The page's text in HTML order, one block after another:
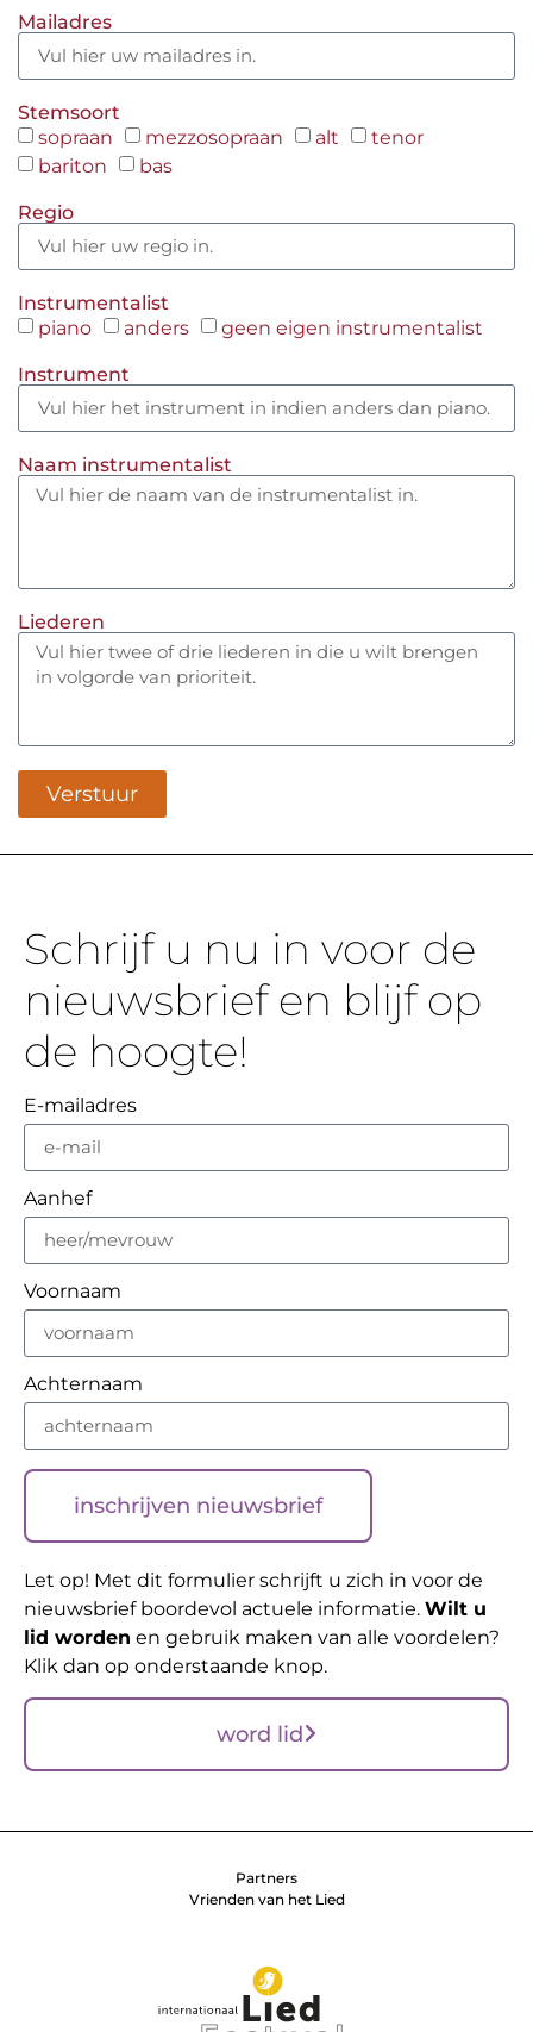
Mailadres
Stemsoort
sopraan
mezzosopraan alt
tenor
bariton
bas
Regio
Instrumentalist
piano
anders geen eigen instrumentalist
Instrument
Naam instrumentalist
Liederen
Verstuur
Schrijf u nu in voor de
nieuwsbrief en blijf op
de hoogte!
E-mailadres
Aanhef
Voornaam
Achternaam
inschrijven nieuwsbrief
Let op! Met dit formulier schrijft u zich in voor de
nieuwsbrief boordevol actuele informatie. Wilt u
lid worden en gebruik maken van alle voordelen?
Klik dan op onderstaande knop.
word lid
Partners
Vrienden van het Lied